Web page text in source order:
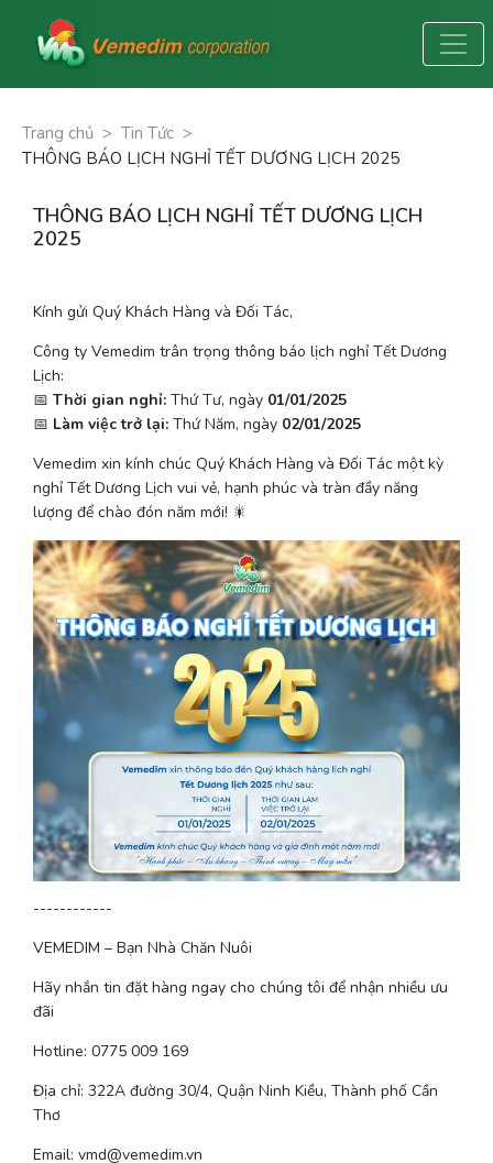
Trang chủ > Tin Tức >
THÔNG BÁO LỊCH NGHỈ TẾT DƯƠNG LỊCH 2025
THÔNG BÁO LỊCH NGHỈ TẾT DƯƠNG LỊCH
2025
Kính gửi Quý Khách Hàng và Đối Tác,
Công ty Vemedim trân trọng thông báo lịch nghỉ Tết Dương
Lịch:
📅 Thời gian nghỉ: Thứ Tư, ngày 01/01/2025
📅 Làm việc trở lại: Thứ Năm, ngày 02/01/2025
Vemedim xin kính chúc Quý Khách Hàng và Đối Tác một kỳ
nghỉ Tết Dương Lịch vui vẻ, hạnh phúc và tràn đầy năng
lượng để chào đón năm mới! 🎇
------------
VEMEDIM – Bạn Nhà Chăn Nuôi
Hãy nhắn tin đặt hàng ngay cho chúng tôi để nhận nhiều ưu
đãi
Hotline: 0775 009 169
Địa chỉ: 322A đường 30/4, Quận Ninh Kiều, Thành phố Cần
Thơ
Email: vmd@vemedim.vn